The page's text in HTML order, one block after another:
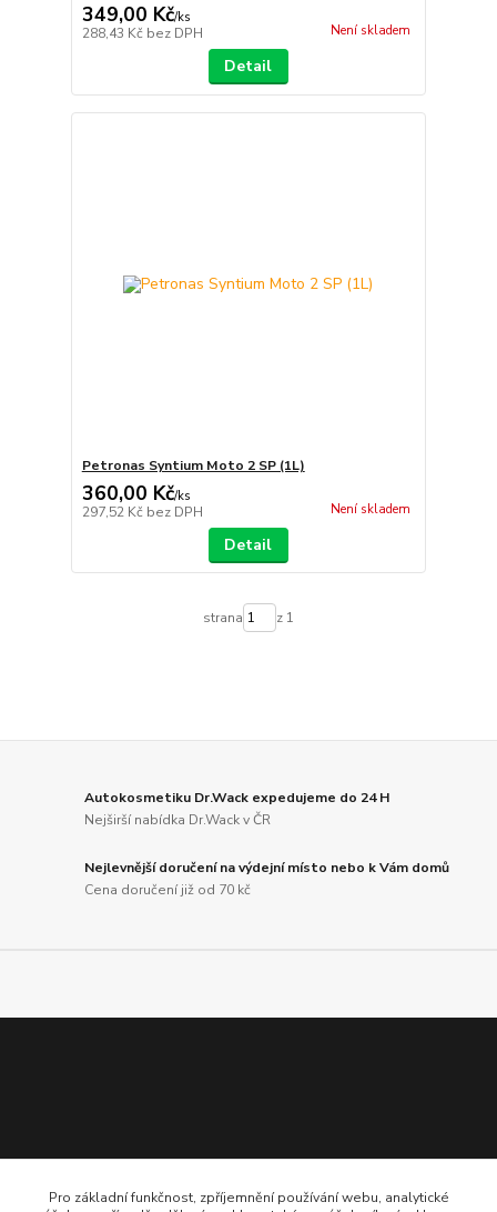
349,00 Kč/ks
288,43 Kč bez DPH Není skladem
Detail
Petronas Syntium Moto 2 SP (1L)
360,00 Kč/ks
297,52 Kč bez DPH Není skladem
Detail
strana z 1
Autokosmetiku Dr.Wack expedujeme do 24 H
Nejširší nabídka Dr.Wack v ČR
Nejlevnější doručení na výdejní místo nebo k Vám domů
Cena doručení již od 70 kč
Pro základní funkčnost, zpříjemnění používání webu, analytické